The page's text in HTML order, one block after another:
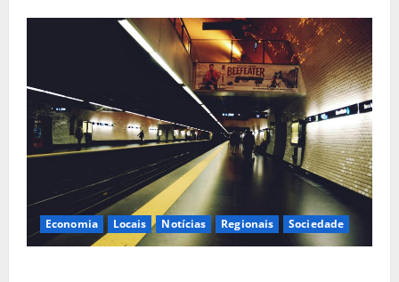
Economia Locais Notícias Regionais Sociedade